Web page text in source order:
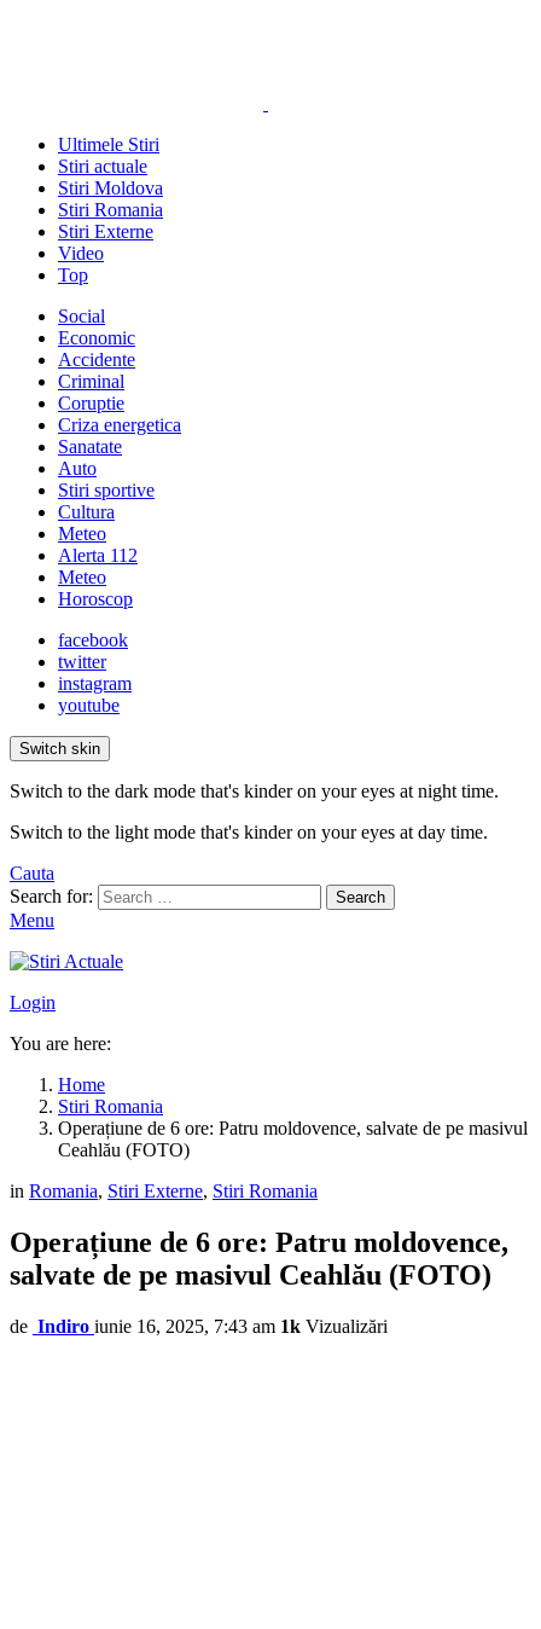
Ultimele Stiri
Stiri actuale
Stiri Moldova
Stiri Romania
Stiri Externe
Video
Top
Social
Economic
Accidente
Criminal
Coruptie
Criza energetica
Sanatate
Auto
Stiri sportive
Cultura
Meteo
Alerta 112
Meteo
Horoscop
facebook
twitter
instagram
youtube
Switch skin
Switch to the dark mode that's kinder on your eyes at night time.
Switch to the light mode that's kinder on your eyes at day time.
Cauta
Search for:
Search
Menu
Login
You are here:
Home
Stiri Romania
Operațiune de 6 ore: Patru moldovence, salvate de pe masivul
Ceahlău (FOTO)
in Romania, Stiri Externe, Stiri Romania
Operațiune de 6 ore: Patru moldovence,
salvate de pe masivul Ceahlău (FOTO)
de Indiro iunie 16, 2025, 7:43 am 1k Vizualizări